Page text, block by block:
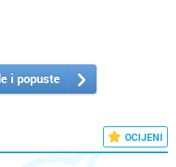
i popuste
OCIJENI